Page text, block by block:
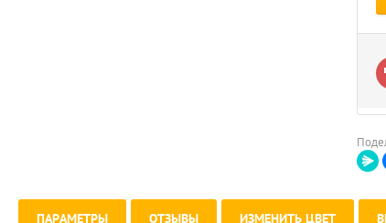
ПАРАМЕТРЫ ОТЗЫВЫ ИЗМЕНИТЬ ЦВЕТ